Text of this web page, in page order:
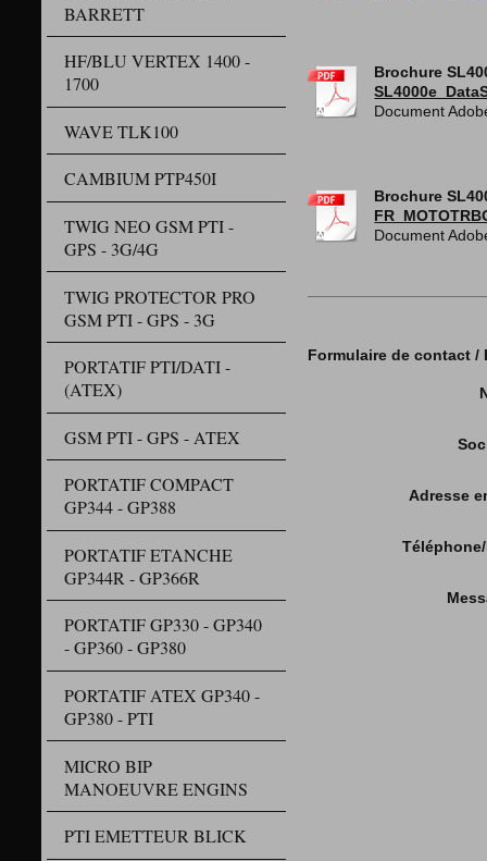
BARRETT
HF/BLU VERTEX 1400 -
1700
WAVE TLK100
CAMBIUM PTP450I
TWIG NEO GSM PTI -
GPS - 3G/4G
TWIG PROTECTOR PRO
GSM PTI - GPS - 3G
PORTATIF PTI/DATI -
(ATEX)
GSM PTI - GPS - ATEX
PORTATIF COMPACT
GP344 - GP388
PORTATIF ETANCHE
GP344R - GP366R
PORTATIF GP330 - GP340
- GP360 - GP380
PORTATIF ATEX GP340 -
GP380 - PTI
MICRO BIP
MANOEUVRE ENGINS
PTI EMETTEUR BLICK
Brochure
Document
Brochure
Document
Formulaire de contact /
Adresse